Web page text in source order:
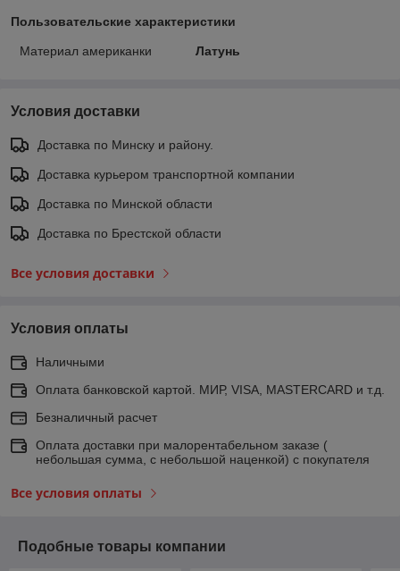
Пользовательские характеристики
Материал американки Латунь
Условия доставки
Доставка по Минску и району.
Доставка курьером транспортной компании
Доставка по Минской области
Доставка по Брестской области
Все условия доставки
Условия оплаты
Наличными
Оплата банковской картой. МИР, VISA, MASTERCARD и т.д.
Безналичный расчет
Оплата доставки при малорентабельном заказе (
небольшая сумма, с небольшой наценкой) с покупателя
Все условия оплаты
Подобные товары компании